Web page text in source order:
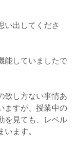
出してくださ
能していましたで
致し方ない事情あ
ますが、授業中の
を見ても、レベル
ます。